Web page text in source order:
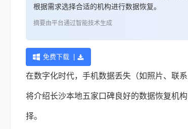
根据需求选择合适的机构进行数据恢复。
摘要由平台通过智能技术生成
免费下载 |
在数字化时代，手机数据丢失（如照片、联
将介绍长沙本地五家口碑良好的数据恢复机
择。